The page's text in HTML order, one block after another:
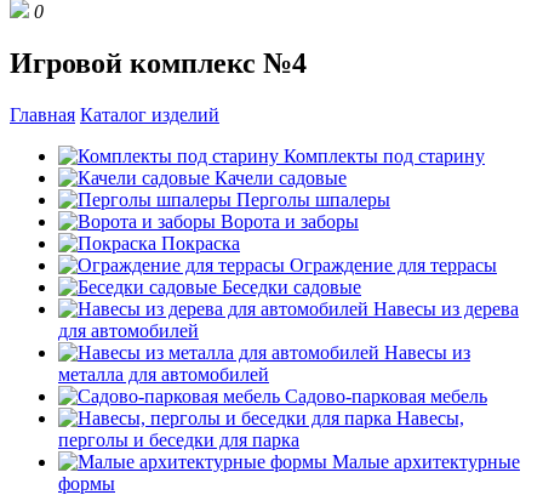
0
Игровой комплекс №4
Главная Каталог изделий
Комплекты под старину
Качели садовые
Перголы шпалеры
Ворота и заборы
Покраска
Ограждение для террасы
Беседки садовые
Навесы из дерева
для автомобилей
Навесы из
металла для автомобилей
Садово-парковая мебель
Навесы,
перголы и беседки для парка
Малые архитектурные
формы